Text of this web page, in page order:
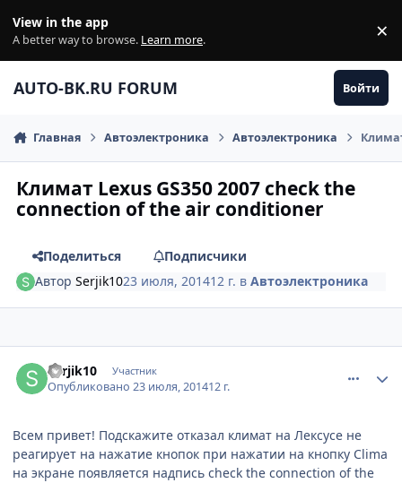
View in the app
A better way to browse. Learn more. ×
AUTO-BK.RU FORUM Войти
Главная Автоэлектроника Автоэлектроника
Климат Lexus GS350 2007 check the
connection of the air conditioner
Поделиться
Подписчики
АвторSerjik1023 июля, 201412 г. вАвтоэлектроника
Serjik10 Участник
Опубликовано23 июля, 201412 г.
Всем привет! Подскажите отказал климат на Лексусе не
реагирует на нажатие кнопок при нажатии на кнопку Clima
на экране появляется надпись check the connection of the